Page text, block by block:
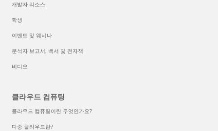
개발자 리소스
학생
이벤트 및 웨비나
분석자 보고서, 백서 및 전자책
비디오
클라우드 컴퓨팅
클라우드 컴퓨팅이란 무엇인가요?
다중 클라우드란?